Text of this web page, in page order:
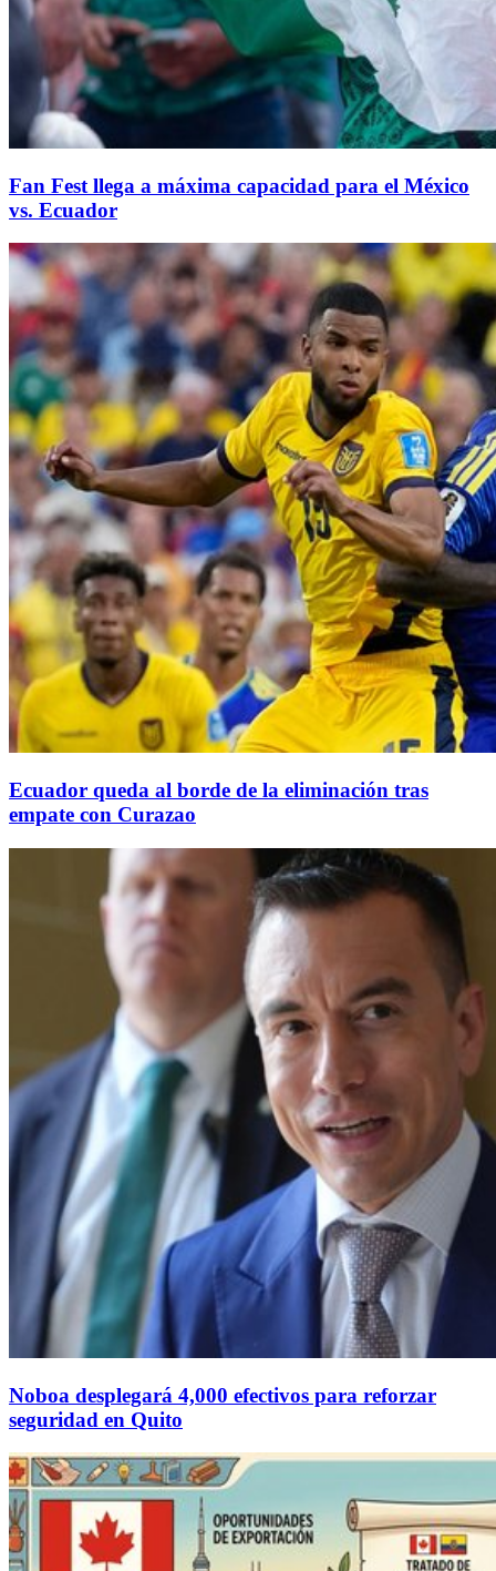
Fan Fest llega a máxima capacidad para el México
vs. Ecuador
Ecuador queda al borde de la eliminación tras
empate con Curazao
Noboa desplegará 4,000 efectivos para reforzar
seguridad en Quito